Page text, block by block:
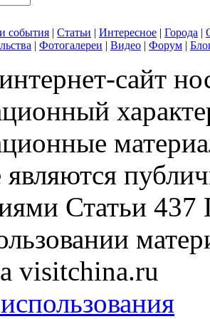
события | Статьи | Интересное | Города |
| Фотогалереи | Видео | Форум |
сайт
являются
Статьи 437
visitchina.ru